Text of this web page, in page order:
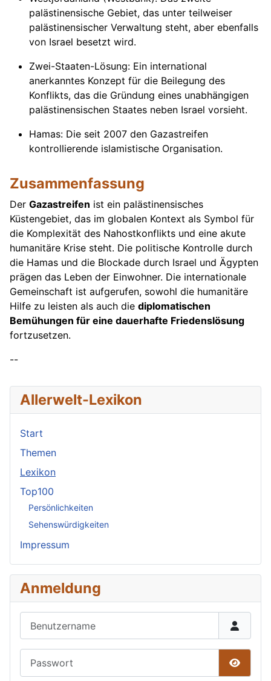
palästinensische Gebiet, das unter teilweiser
palästinensischer Verwaltung steht, aber ebenfalls
von Israel besetzt wird.
Zwei-Staaten-Lösung: Ein international
anerkanntes Konzept für die Beilegung des
Konflikts, das die Gründung eines unabhängigen
palästinensischen Staates neben Israel vorsieht.
Hamas: Die seit 2007 den Gazastreifen
kontrollierende islamistische Organisation.
Zusammenfassung
Der Gazastreifen ist ein palästinensisches
Küstengebiet, das im globalen Kontext als Symbol für
die Komplexität des Nahostkonflikts und eine akute
humanitäre Krise steht. Die politische Kontrolle durch
die Hamas und die Blockade durch Israel und Ägypten
prägen das Leben der Einwohner. Die internationale
Gemeinschaft ist aufgerufen, sowohl die humanitäre
Hilfe zu leisten als auch die diplomatischen
Bemühungen für eine dauerhafte Friedenslösung
fortzusetzen.
--
Allerwelt-Lexikon
Start
Themen
Lexikon
Top100
Persönlichkeiten
Sehenswürdigkeiten
Impressum
Anmeldung